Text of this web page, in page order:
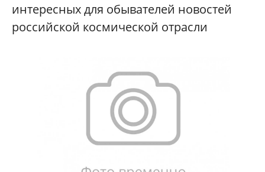
интересных для обывателей новостей
российской космической отрасли